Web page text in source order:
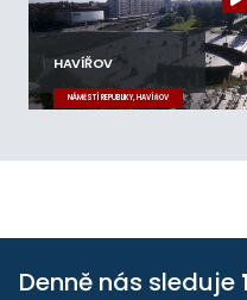
HAVÍŘOV
NÁMĚSTÍ REPUBLIKY, HAVÍŘOV
Denně nás sleduje